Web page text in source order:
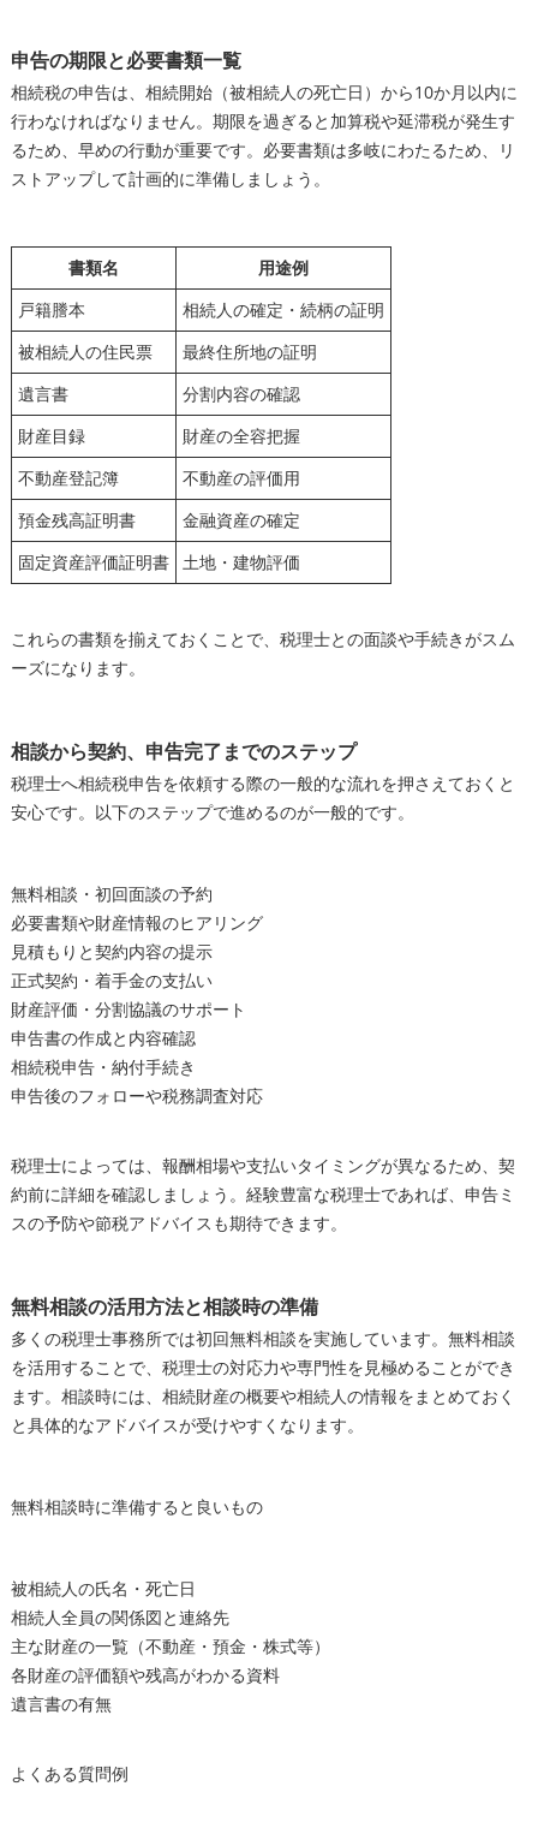
申告の期限と必要書類一覧
相続税の申告は、相続開始（被相続人の死亡日）から10か月以内に
行わなければなりません。期限を過ぎると加算税や延滞税が発生す
るため、早めの行動が重要です。必要書類は多岐にわたるため、リ
ストアップして計画的に準備しましょう。
書類名
用途例
戸籍謄本
相続人の確定・続柄の証明
被相続人の住民票
最終住所地の証明
遺言書
分割内容の確認
財産目録
財産の全容把握
不動産登記簿
不動産の評価用
預金残高証明書
金融資産の確定
固定資産評価証明書 土地・建物評価
これらの書類を揃えておくことで、税理士との面談や手続きがスム
ーズになります。
相談から契約、申告完了までのステップ
税理士へ相続税申告を依頼する際の一般的な流れを押さえておくと
安心です。以下のステップで進めるのが一般的です。
無料相談・初回面談の予約
必要書類や財産情報のヒアリング
見積もりと契約内容の提示
正式契約・着手金の支払い
財産評価・分割協議のサポート
申告書の作成と内容確認
相続税申告・納付手続き
申告後のフォローや税務調査対応
税理士によっては、報酬相場や支払いタイミングが異なるため、契
約前に詳細を確認しましょう。経験豊富な税理士であれば、申告ミ
スの予防や節税アドバイスも期待できます。
無料相談の活用方法と相談時の準備
多くの税理士事務所では初回無料相談を実施しています。無料相談
を活用することで、税理士の対応力や専門性を見極めることができ
ます。相談時には、相続財産の概要や相続人の情報をまとめておく
と具体的なアドバイスが受けやすくなります。
無料相談時に準備すると良いもの
被相続人の氏名・死亡日
相続人全員の関係図と連絡先
主な財産の一覧（不動産・預金・株式等）
各財産の評価額や残高がわかる資料
遺言書の有無
よくある質問例